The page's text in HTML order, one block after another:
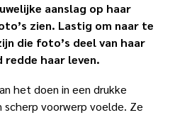
aanslag op haar
zien. Lastig om naar te
die foto’s deel van haar
redde haar leven.
het doen in een drukke
voorwerp voelde. Ze